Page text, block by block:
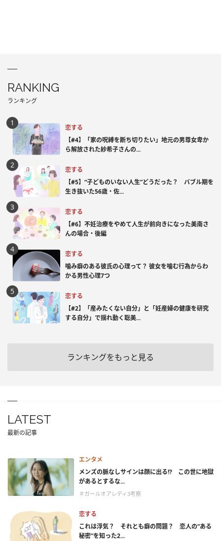
RANKING
ランキング
恋する
【#4】「家の呪縛を断ち切りたい」地元の男尊女卑か
ら解放された紗希子さんの...
恋する
【#5】“子どものいない人生”どうだった？ バブル期を
生き抜いた56歳・佐...
恋する
【#6】不妊治療をやめて人生が前向きになった美南さ
んの場合・後編
恋する
噛み癖のある彼氏の心理って？ 彼女を噛む行為からわ
かる男性心理7つ
恋する
【#2】「産みたくない自分」と「妊産婦の健康を研究
する自分」で揺れ動く聡美...
ランキングをもっと見る
LATEST
最新の記事
エンタメ
メンズの脈なしサインは顔に出る!? この世に地獄
があるとするな...
＃ガールオアレディ3考察
恋する
これは浮気？ それとも癖の問題？ 恋人の“ある
秘密”を知った2...